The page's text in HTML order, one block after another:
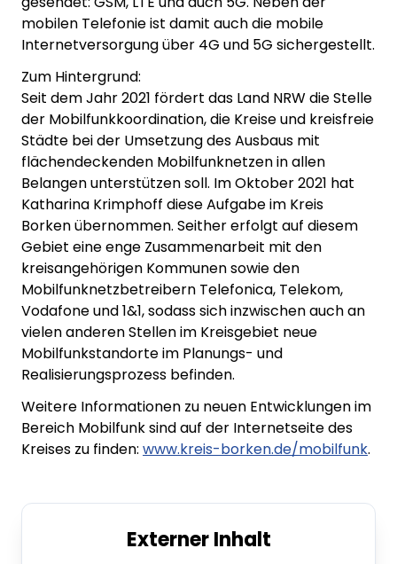
mobilen Telefonie ist damit auch die mobile
Internetversorgung über 4G und 5G sichergestellt.
Zum Hintergrund:
Seit dem Jahr 2021 fördert das Land NRW die Stelle
der Mobilfunkkoordination, die Kreise und kreisfreie
Städte bei der Umsetzung des Ausbaus mit
flächendeckenden Mobilfunknetzen in allen
Belangen unterstützen soll. Im Oktober 2021 hat
Katharina Krimphoff diese Aufgabe im Kreis
Borken übernommen. Seither erfolgt auf diesem
Gebiet eine enge Zusammenarbeit mit den
kreisangehörigen Kommunen sowie den
Mobilfunknetzbetreibern Telefonica, Telekom,
Vodafone und 1&1, sodass sich inzwischen auch an
vielen anderen Stellen im Kreisgebiet neue
Mobilfunkstandorte im Planungs- und
Realisierungsprozess befinden.
Weitere Informationen zu neuen Entwicklungen im
Bereich Mobilfunk sind auf der Internetseite des
Kreises zu finden: www.kreis-borken.de/mobilfunk.
Externer Inhalt